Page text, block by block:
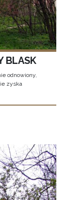
BLASK
odnowiony,
zyska